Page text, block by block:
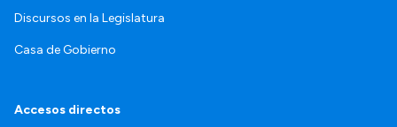
Discursos en la Legislatura
Casa de Gobierno
Accesos directos